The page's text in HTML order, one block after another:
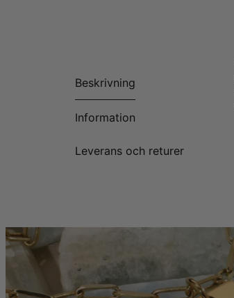
Beskrivning
Information
Leverans och returer